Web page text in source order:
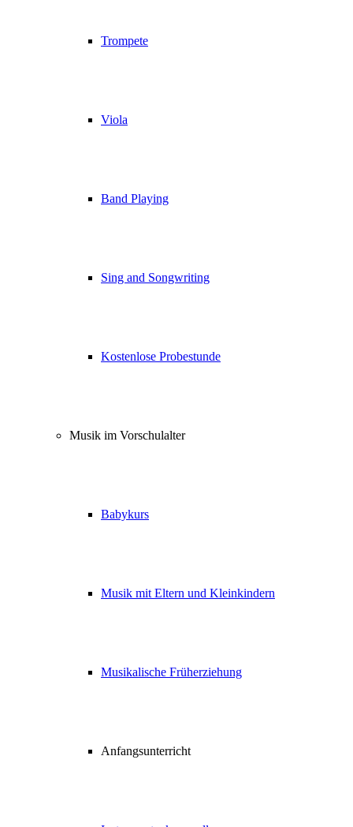
Trompete
Viola
Band Playing
Sing and Songwriting
Kostenlose Probestunde
Musik im Vorschulalter
Babykurs
Musik mit Eltern und Kleinkindern
Musikalische Früherziehung
Anfangsunterricht